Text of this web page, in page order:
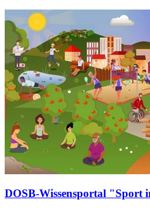
DOSB-Wissensportal "Sport